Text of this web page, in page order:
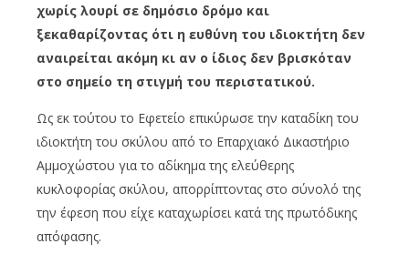
χωρίς λουρί σε δημόσιο δρόμο και
ξεκαθαρίζοντας ότι η ευθύνη του ιδιοκτήτη δεν
αναιρείται ακόμη κι αν ο ίδιος δεν βρισκόταν
στο σημείο τη στιγμή του περιστατικού.
Ως εκ τούτου το Εφετείο επικύρωσε την καταδίκη του
ιδιοκτήτη του σκύλου από το Επαρχιακό Δικαστήριο
Αμμοχώστου για το αδίκημα της ελεύθερης
κυκλοφορίας σκύλου, απορρίπτοντας στο σύνολό της
την έφεση που είχε καταχωρίσει κατά της πρωτόδικης
απόφασης.